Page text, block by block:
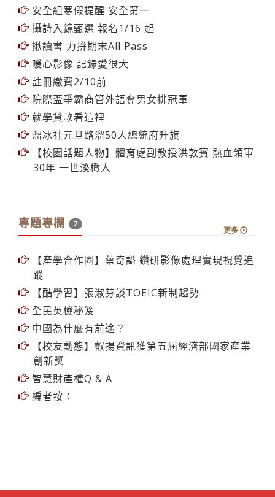
安全組寒假提醒 安全第一
攝詩入鏡甄選 報名1/16 起
揪讀書 力拚期末All Pass
暖心影像 記錄愛很大
註冊繳費2/10前
院際盃爭霸商管外語奪男女排冠軍
就學貸款看這裡
溜冰社元旦路溜50人總統府升旗
【校園話題人物】體育處副教授洪敦賓 熱血領軍
30年 一世淡橄人
專題專欄 7
更多
【產學合作圈】蔡奇謚 鑽研影像處理實現視覺追
蹤
【酷學習】張淑芬談TOEIC新制趨勢
全民英檢秘笈
中國為什麼有前途？
【校友動態】叡揚資訊獲第五屆經濟部國家產業
創新獎
智慧財產權Q & A
編者按：